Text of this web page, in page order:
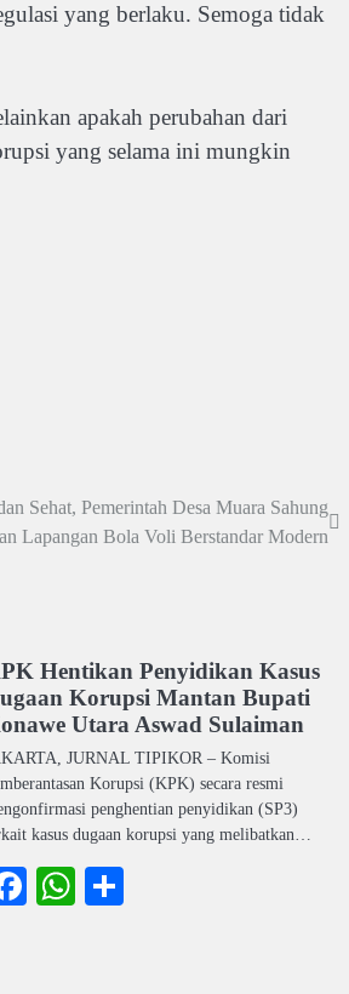
yang berlaku. Semoga tidak
apakah perubahan dari
yang selama ini mungkin
Sehat, Pemerintah Desa Muara Sahung
Lapangan Bola Voli Berstandar Modern
Hentikan Penyidikan Kasus
Korupsi Mantan Bupati
Utara Aswad Sulaiman
JURNAL TIPIKOR – Komisi
Korupsi (KPK) secara resmi
penghentian penyidikan (SP3)
kasus dugaan korupsi yang melibatkan…
Facebook
WhatsApp
Share